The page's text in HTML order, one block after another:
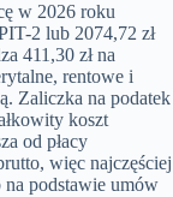
w 2026 roku
2 lub 2074,72 zł
411,30 zł na
rentowe i
Zaliczka na podatek
koszt
od płacy
więc najczęściej
na podstawie umów